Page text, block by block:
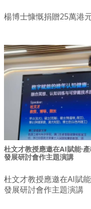
楊博士慷慨捐贈25萬港
杜文才教授應邀在AI賦能·
發展研討會作主題演講
杜文才教授應邀在AI賦
發展研討會作主題演講